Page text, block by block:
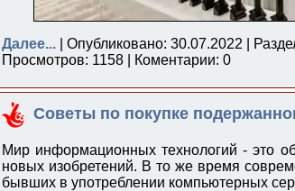
Далее... | Опубликовано: 30.07.2022 |
Просмотров: 1158 | Коментарии: 0
Советы по покупке
Мир информационных технологий - это
новых изобретений. В то же время
бывших в употреблении компьютерных